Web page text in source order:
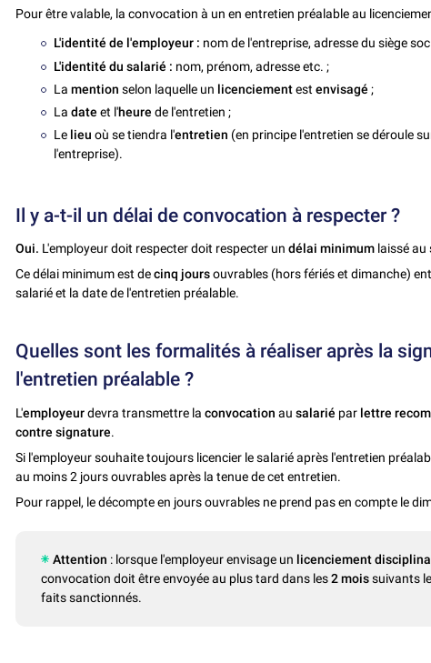
Pour être valable, la convocation à un en entretien préalable au
L'identité de l'employeur : nom de l'entreprise, adresse du siège
L'identité du salarié : nom, prénom, adresse etc. ;
La mention selon laquelle un licenciementest envisagé;
Ladateet l'heurede l'entretien ;
Le lieu où se tiendra l'entretien (en principe l'entretien se déroule
l'entreprise).
Il y a-t-il un délai de convocation à respecter ?
Oui. L'employeur doit respecter doit respecter undélai minimum laissé au
Ce délai minimum est decinq joursouvrables (hors fériés et dimanche)
salarié et la date de l'entretien préalable.
Quelles sont les formalités à réaliser après la
l'entretien préalable ?
L'employeurdevra transmettre laconvocation ausalarié par lettre
contre signature.
Si l'employeur souhaite toujours licencier le salarié après l'entretien
au moins 2 jours ouvrables après la tenue de cet entretien.
Pour rappel, le décompte en jours ouvrables ne prend pas en compte le
Attention : lorsque l'employeur envisage un licenciement
convocation doit être envoyée au plus tard dans les2 moissuivants
faits sanctionnés.